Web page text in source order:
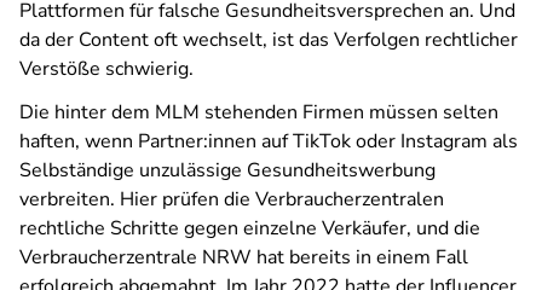
Plattformen für falsche Gesundheitsversprechen an. Und
da der Content oft wechselt, ist das Verfolgen rechtlicher
Verstöße schwierig.
Die hinter dem MLM stehenden Firmen müssen selten
haften, wenn Partner:innen auf TikTok oder Instagram als
Selbständige unzulässige Gesundheitswerbung
verbreiten. Hier prüfen die Verbraucherzentralen
rechtliche Schritte gegen einzelne Verkäufer, und die
Verbraucherzentrale NRW hat bereits in einem Fall